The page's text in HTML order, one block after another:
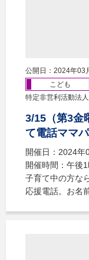
公開日：2024年03
こども
特定非営利活動法
3/15（第3金
て電話ママ
開催日：2024年
開催時間：午後
子育て中の方な
応援電話。お名